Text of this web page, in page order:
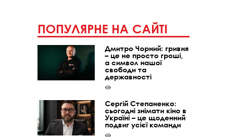
ПОПУЛЯРНЕ НА САЙТІ
Дмитро Чорний: гривня
– це не просто гроші,
а символ нашої
свободи та
державності
Сергій Степаненко:
сьогодні знімати кіно в
Україні – це щоденний
подвиг усієї команди